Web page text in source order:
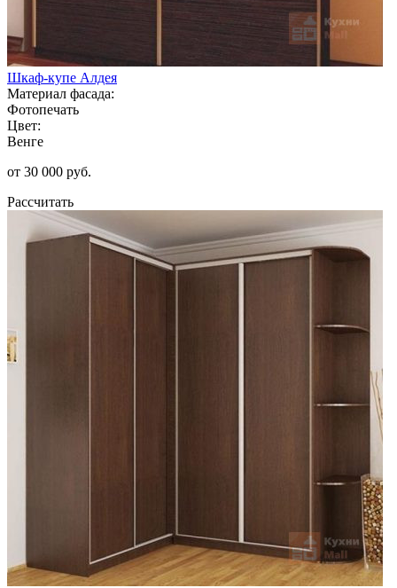
Шкаф-купе Алдея
Материал фасада:
Фотопечать
Цвет:
Венге
от 30 000 руб.
Рассчитать